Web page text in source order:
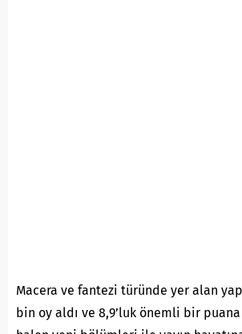
Macera ve fantezi türünde yer alan
bin oy aldı ve 8,9’luk önemli bir